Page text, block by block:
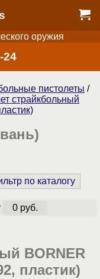
оружия
24
пистолеты /
страйкбольный
по каталогу
0 руб.
BORNER
пластик)